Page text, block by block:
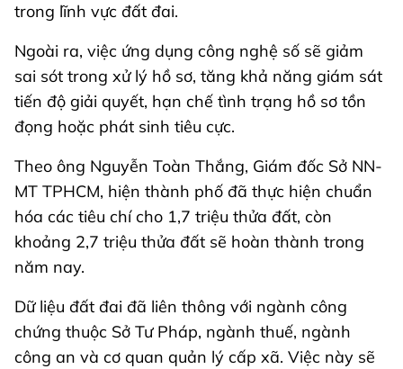
trong lĩnh vực đất đai.
Ngoài ra, việc ứng dụng công nghệ số sẽ giảm
sai sót trong xử lý hồ sơ, tăng khả năng giám sát
tiến độ giải quyết, hạn chế tình trạng hồ sơ tồn
đọng hoặc phát sinh tiêu cực.
Theo ông Nguyễn Toàn Thắng, Giám đốc Sở NN-
MT TPHCM, hiện thành phố đã thực hiện chuẩn
hóa các tiêu chí cho 1,7 triệu thửa đất, còn
khoảng 2,7 triệu thửa đất sẽ hoàn thành trong
năm nay.
Dữ liệu đất đai đã liên thông với ngành công
chứng thuộc Sở Tư Pháp, ngành thuế, ngành
công an và cơ quan quản lý cấp xã. Việc này sẽ